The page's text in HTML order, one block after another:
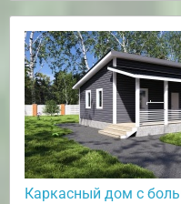
Каркасный дом с